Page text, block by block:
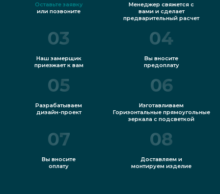
Оставьте заявку
или позвоните
Менеджер свяжется с
вами и сделает
предварительный расчет
03
Наш замерщик
приезжает к вам
04
Вы вносите
предоплату
05
Разрабатываем
дизайн-проект
06
Изготавливаем
Горизонтальные прямоугольные
зеркала с подсветкой
07
Вы вносите
оплату
08
Доставляем и
монтируем изделие